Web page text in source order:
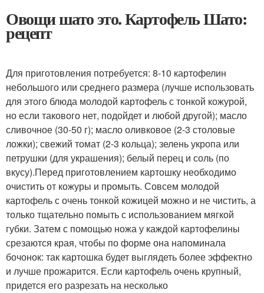
Овощи шато это. Картофель Шато:
рецепт
Для приготовления потребуется: 8-10 картофелин
небольшого или среднего размера (лучше использовать
для этого блюда молодой картофель с тонкой кожурой,
но если такового нет, подойдет и любой другой); масло
сливочное (30-50 г); масло оливковое (2-3 столовые
ложки); свежий томат (2-3 кольца); зелень укропа или
петрушки (для украшения); белый перец и соль (по
вкусу).Перед приготовлением картошку необходимо
очистить от кожуры и промыть. Совсем молодой
картофель с очень тонкой кожицей можно и не чистить, а
только тщательно помыть с использованием мягкой
губки. Затем с помощью ножа у каждой картофелины
срезаются края, чтобы по форме она напоминала
бочонок: так картошка будет выглядеть более эффектно
и лучше прожарится. Если картофель очень крупный,
придется его разрезать на несколько